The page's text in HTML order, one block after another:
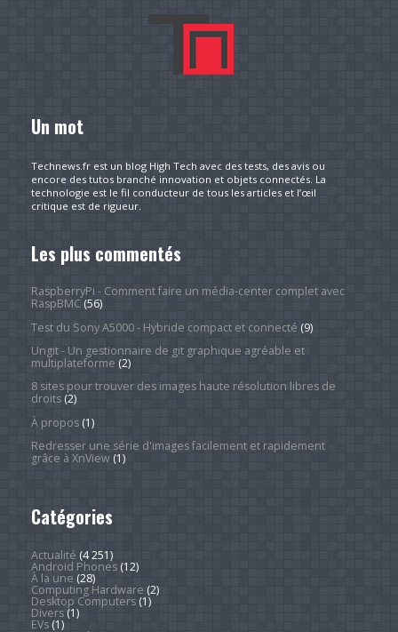
Un mot
Technews.fr est un blog High Tech avec des tests, des avis ou
encore des tutos branché innovation et objets connectés. La
technologie est le fil conducteur de tous les articles et l’œil
critique est de rigueur.
Les plus commentés
RaspberryPi - Comment faire un média-center complet avec
RaspBMC(56)
Test du Sony A5000 - Hybride compact et connecté (9)
Ungit - Un gestionnaire de git graphique agréable et
multiplateforme (2)
8 sites pour trouver des images haute résolution libres de
droits(2)
À propos(1)
Redresser une série d'images facilement et rapidement
grâce à XnView(1)
Catégories
Actualité (4 251)
Android Phones(12)
À la une (28)
Computing Hardware (2)
Desktop Computers(1)
Divers(1)
EVs(1)